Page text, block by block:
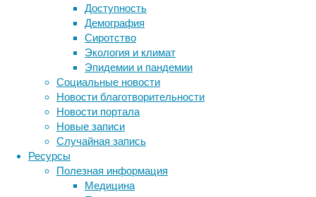
Доступность
Демография
Сиротство
Экология и климат
Эпидемии и пандемии
Социальные новости
Новости благотворительности
Новости портала
Новые записи
Случайная запись
Ресурсы
Полезная информация
Медицина
действия.
Финские
ученые
из
Университета
Аалто